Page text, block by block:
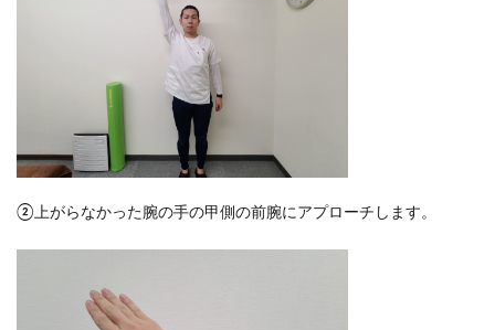
②上がらなかった腕の手の甲側の前腕にアプローチします。